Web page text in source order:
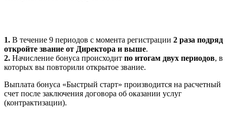
1. В течение 9 периодов с момента регистрации 2 раза подряд
откройте звание от Директора и выше.
2. Начисление бонуса происходит по итогам двух периодов, в
которых вы повторили открытое звание.
Выплата бонуса «Быстрый старт» производится на расчетный
счет после заключения договора об оказании услуг
(контрактизации).